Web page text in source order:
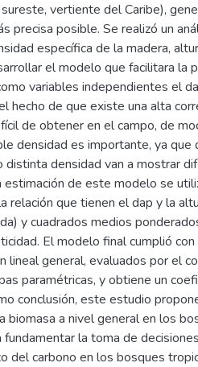
vertiente del Caribe),
precisa posible. Se realizó un
específica de la madera,
el modelo que facilitara la
variables independientes el
hecho de que existe una alta
de obtener en el campo, de
densidad es importante, ya que
distinta densidad van a mostrar
estimación de este modelo se
relación que tienen el dap y la
y cuadrados medios
El modelo final cumplió
lineal general, evaluados por el
paramétricas, y obtiene un
conclusión, este estudio
a nivel general en los
la toma de
del carbono en los bosques